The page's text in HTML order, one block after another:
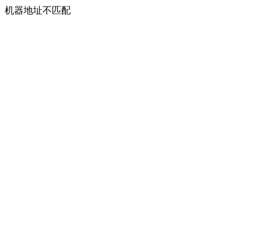
机器地址不匹配